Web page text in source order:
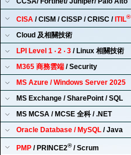
CISA / CISM / CISSP / CRISC / ITIL®
Cloud 及相關技術
LPI Level 1 ‧ 2 ‧ 3 / Linux 相關技術
M365 商務雲端 / Security
MS Azure / Windows Server 2025
MS Exchange / SharePoint / SQL
MS MCSA / MCSE 全科 / .NET
Oracle Database / MySQL / Java
PMP / PRINCE2®/ Scrum